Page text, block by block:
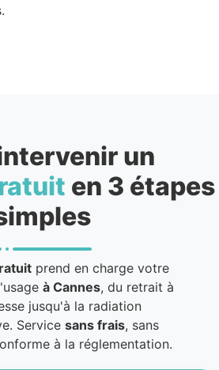
un
en 3 étapes
prend en charge votre
à Cannes, du retrait à
jusqu'à la radiation
Service sans frais, sans
à la réglementation.